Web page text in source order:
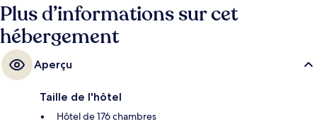
Plus d’informations sur cet
hébergement
Aperçu
Taille de l'hôtel
Hôtel de 176 chambres